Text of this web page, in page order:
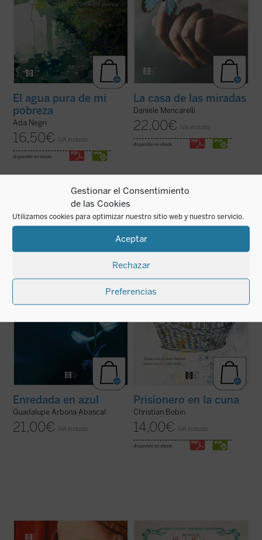
Gestionar el Consentimiento
de las Cookies
Utilizamos cookies para optimizar nuestro sitio web y nuestro servicio.
Aceptar
Rechazar
Preferencias
El agua pura de mi
pobreza
Ada Negri
16,50€ IVA incluido
disponible en ebook:
La casa de las miradas
Daniele Mencarelli
22,00€ IVA incluido
disponible en ebook:
En este texto íntimo, a modo de cuaderno
cargados de una significación especial y de
Enredada en azul
Guadalupe Arbona Abascal
21,00€ IVA incluido
En esta obra íntima y bellamente ilustrada,
Christian Bobin evoca su infancia
transcurrida en Le Creusot, en la Borgoña
aforísticas a las que acostumbra el autor ...
Prisionero en la cuna
Christian Bobin
14,00€ IVA incluido
disponible en ebook:
A la vez brutal y religiosa, simbolista y
romántica, poética y realista, es
En la selección de relatos que aquí se
ofrece, algunos de los mejores de nuestra